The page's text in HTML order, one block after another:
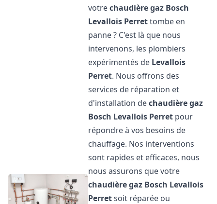
votrechaudière gaz Bosch
Levallois Perrettombe en
panne ? C'est là que nous
intervenons, les plombiers
expérimentés de Levallois
Perret. Nous offrons des
services de réparation et
d'installation dechaudière gaz
Bosch Levallois Perret pour
répondre à vos besoins de
chauffage. Nos interventions
sont rapides et efficaces, nous
nous assurons que votre
chaudière gaz Bosch Levallois
Perretsoit réparée ou